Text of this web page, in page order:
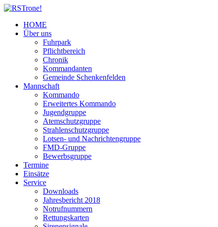
HOME
Über uns
Fuhrpark
Pflichtbereich
Chronik
Kommandanten
Gemeinde Schenkenfelden
Mannschaft
Kommando
Erweitertes Kommando
Jugendgruppe
Atemschutzgruppe
Strahlenschutzgruppe
Lotsen- und Nachrichtengruppe
FMD-Gruppe
Bewerbsgruppe
Termine
Einsätze
Service
Downloads
Jahresbericht 2018
Notrufnummern
Rettungskarten